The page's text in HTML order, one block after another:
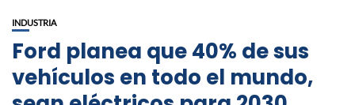
INDUSTRIA
Ford planea que 40% de sus
vehículos en todo el mundo,